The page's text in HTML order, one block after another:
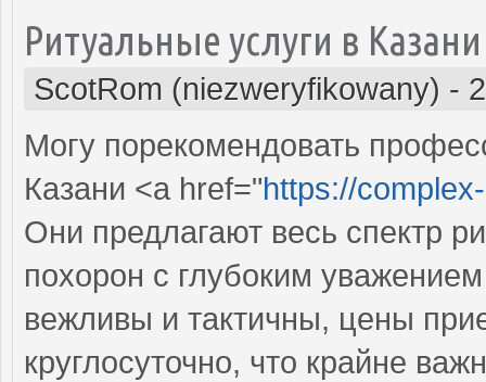
Ритуальные услуги в Казани
ScotRom (niezweryfikowany) -
Могу порекомендовать
Казани <a href="https://
Они предлагают весь спектр
похорон с глубоким
вежливы и тактичны, цены
круглосуточно, что крайне